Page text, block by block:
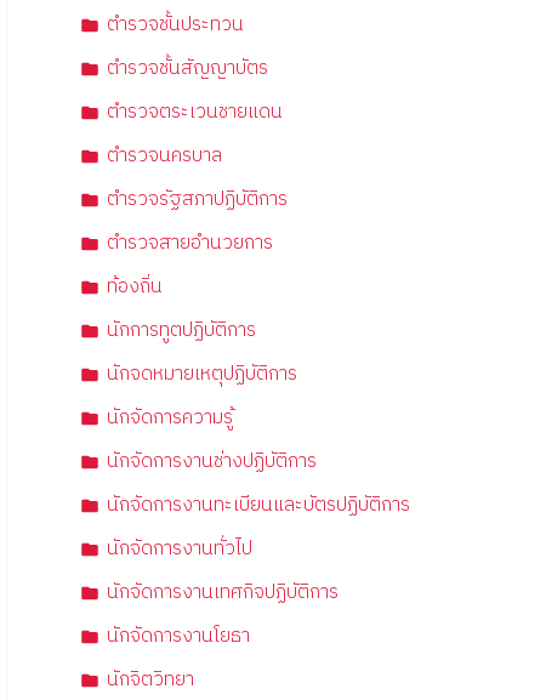
ตำรวจชั้นประทวน
ตำรวจชั้นสัญญาบัตร
ตำรวจตระเวนชายแดน
ตำรวจนครบาล
ตำรวจรัฐสภาปฏิบัติการ
ตำรวจสายอำนวยการ
ท้องถิ่น
นักการทูตปฏิบัติการ
นักจดหมายเหตุปฏิบัติการ
นักจัดการความรู้
นักจัดการงานช่างปฏิบัติการ
นักจัดการงานทะเบียนและบัตรปฏิบัติการ
นักจัดการงานทั่วไป
นักจัดการงานเทศกิจปฏิบัติการ
นักจัดการงานโยธา
นักจิตวิทยา